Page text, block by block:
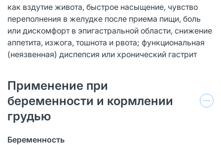
как вздутие живота, быстрое насыщение, чувство
переполнения в желудке после приема пищи, боль
или дискомфорт в эпигастральной области, снижение
аппетита, изжога, тошнота и рвота; функциональная
(неязвенная) диспепсия или хронический гастрит
Применение при
беременности и кормлении
грудью
Беременность